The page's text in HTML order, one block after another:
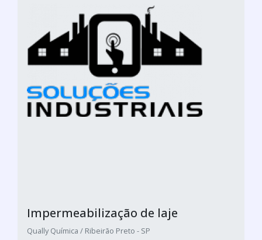
Impermeabilização de laje
Qually Química / Ribeirão Preto - SP